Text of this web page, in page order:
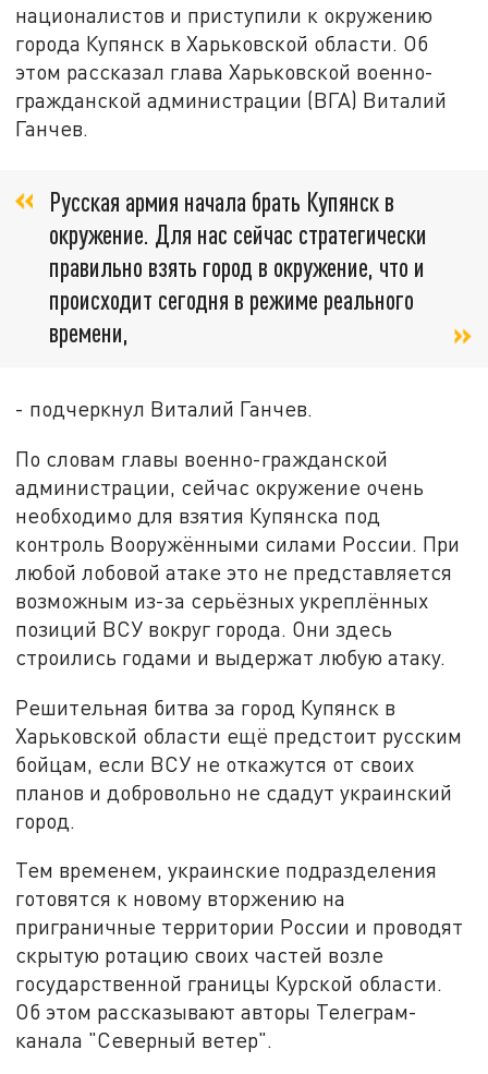
националистов и приступили к окружению
города Купянск в Харьковской области. Об
этом рассказал глава Харьковской военно-
гражданской администрации (ВГА) Виталий
Ганчев.
Русская армия начала брать Купянск в
окружение. Для нас сейчас стратегически
правильно взять город в окружение, что и
происходит сегодня в режиме реального
времени,
- подчеркнул Виталий Ганчев.
По словам главы военно-гражданской
администрации, сейчас окружение очень
необходимо для взятия Купянска под
контроль Вооружёнными силами России. При
любой лобовой атаке это не представляется
возможным из-за серьёзных укреплённых
позиций ВСУ вокруг города. Они здесь
строились годами и выдержат любую атаку.
Решительная битва за город Купянск в
Харьковской области ещё предстоит русским
бойцам, если ВСУ не откажутся от своих
планов и добровольно не сдадут украинский
город.
Тем временем, украинские подразделения
готовятся к новому вторжению на
приграничные территории России и проводят
скрытую ротацию своих частей возле
государственной границы Курской области.
Об этом рассказывают авторы Телеграм-
канала "Северный ветер".